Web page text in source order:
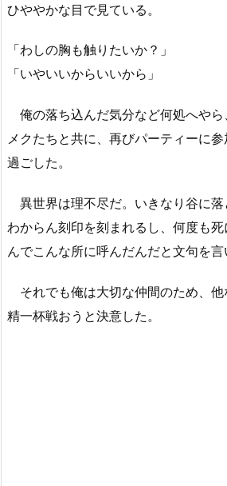
ひややかな目で見ている。
「わしの胸も触りたいか？」
「いやいいからいいから」
俺の落ち込んだ気分など何処へやら
メクたちと共に、再びパーティーに
過ごした。
異世界は理不尽だ。いきなり谷に
わからん刻印を刻まれるし、何度も
んでこんな所に呼んだんだと文句を言
それでも俺は大切な仲間のため、他
精一杯戦おうと決意した。